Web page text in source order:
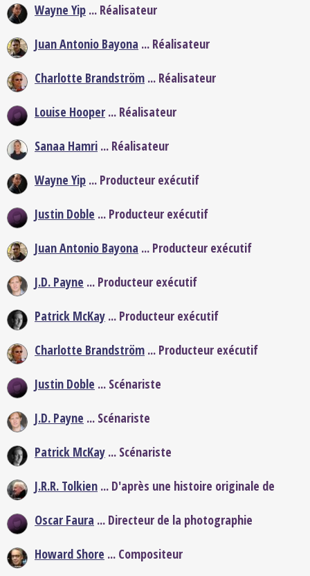
Wayne Yip ... Réalisateur
Juan Antonio Bayona ... Réalisateur
Charlotte Brandström ... Réalisateur
Louise Hooper ... Réalisateur
Sanaa Hamri ... Réalisateur
Wayne Yip ... Producteur exécutif
Justin Doble ... Producteur exécutif
Juan Antonio Bayona ... Producteur exécutif
J.D. Payne ... Producteur exécutif
Patrick McKay ... Producteur exécutif
Charlotte Brandström ... Producteur exécutif
Justin Doble ... Scénariste
J.D. Payne ... Scénariste
Patrick McKay ... Scénariste
J.R.R. Tolkien ... D'après une histoire originale de
Oscar Faura ... Directeur de la photographie
Howard Shore ... Compositeur